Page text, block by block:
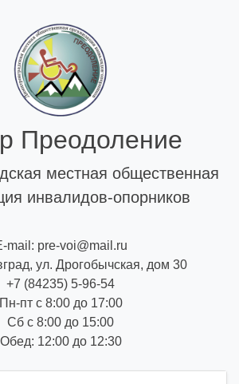
Преодоление
местная общественная
инвалидов-опорников
mail: pre-voi@mail.ru
ул. Дрогобычская, дом 30
+7 (84235) 5-96-54
Пн-пт с 8:00 до 17:00
Сб с 8:00 до 15:00
Обед: 12:00 до 12:30